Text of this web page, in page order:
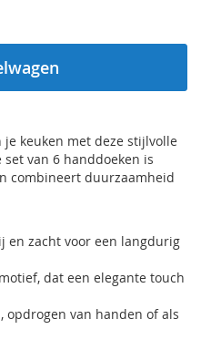
keuken met deze stijlvolle
set van 6 handdoeken is
combineert duurzaamheid
en zacht voor een langdurig
dat een elegante touch
opdrogen van handen of als